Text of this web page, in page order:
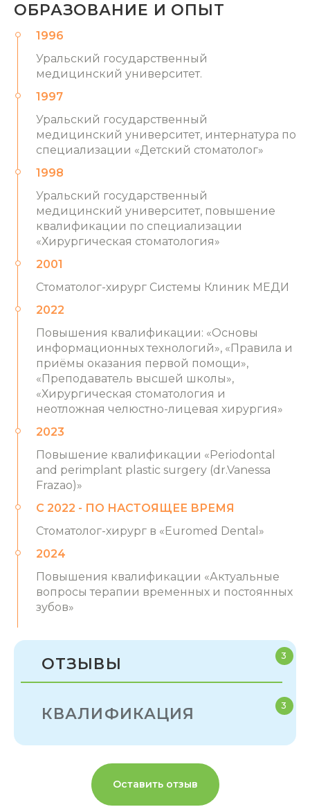
ОБРАЗОВАНИЕ И ОПЫТ
1996
Уральский государственный
медицинский университет.
1997
Уральский государственный
медицинский университет, интернатура по
специализации «Детский стоматолог»
1998
Уральский государственный
медицинский университет, повышение
квалификации по специализации
«Хирургическая стоматология»
2001
Стоматолог-хирург Системы Клиник МЕДИ
2022
Повышения квалификации: «Основы
информационных технологий», «Правила и
приёмы оказания первой помощи»,
«Преподаватель высшей школы»,
«Хирургическая стоматология и
неотложная челюстно-лицевая хирургия»
2023
Повышение квалификации «Periodontal
and perimplant plastic surgery (dr.Vanessa
Frazao)»
С 2022 - ПО НАСТОЯЩЕЕ ВРЕМЯ
Стоматолог-хирург в «Euromed Dental»
2024
Повышения квалификации «Актуальные
вопросы терапии временных и постоянных
зубов»
ОТЗЫВЫ 3
КВАЛИФИКАЦИЯ 3
Оставить отзыв